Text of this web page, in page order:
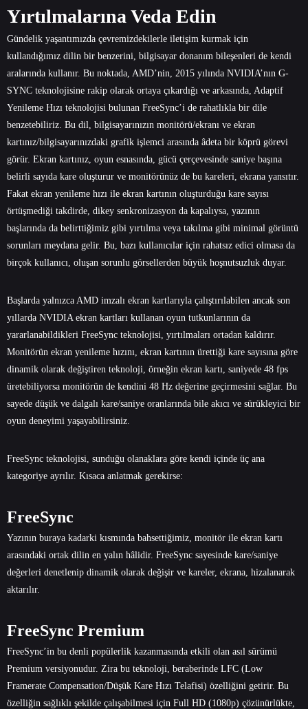
Yırtılmalarına Veda Edin
Gündelik yaşantımızda çevremizdekilerle iletişim kurmak için
kullandığımız dilin bir benzerini, bilgisayar donanım bileşenleri de kendi
aralarında kullanır. Bu noktada, AMD’nin, 2015 yılında NVIDIA’nın G-
SYNC teknolojisine rakip olarak ortaya çıkardığı ve arkasında, Adaptif
Yenileme Hızı teknolojisi bulunan FreeSync’i de rahatlıkla bir dile
benzetebiliriz. Bu dil, bilgisayarınızın monitörü/ekranı ve ekran
kartınız/bilgisayarınızdaki grafik işlemci arasında âdeta bir köprü görevi
görür. Ekran kartınız, oyun esnasında, gücü çerçevesinde saniye başına
belirli sayıda kare oluşturur ve monitörünüz de bu kareleri, ekrana yansıtır.
Fakat ekran yenileme hızı ile ekran kartının oluşturduğu kare sayısı
örtüşmediği takdirde, dikey senkronizasyon da kapalıysa, yazının
başlarında da belirttiğimiz gibi yırtılma veya takılma gibi minimal görüntü
sorunları meydana gelir. Bu, bazı kullanıcılar için rahatsız edici olmasa da
birçok kullanıcı, oluşan sorunlu görsellerden büyük hoşnutsuzluk duyar.
Başlarda yalnızca AMD imzalı ekran kartlarıyla çalıştırılabilen ancak son
yıllarda NVIDIA ekran kartları kullanan oyun tutkunlarının da
yararlanabildikleri FreeSync teknolojisi, yırtılmaları ortadan kaldırır.
Monitörün ekran yenileme hızını, ekran kartının ürettiği kare sayısına göre
dinamik olarak değiştiren teknoloji, örneğin ekran kartı, saniyede 48 fps
üretebiliyorsa monitörün de kendini 48 Hz değerine geçirmesini sağlar. Bu
sayede düşük ve dalgalı kare/saniye oranlarında bile akıcı ve sürükleyici bir
oyun deneyimi yaşayabilirsiniz.
FreeSync teknolojisi, sunduğu olanaklara göre kendi içinde üç ana
kategoriye ayrılır. Kısaca anlatmak gerekirse:
FreeSync
Yazının buraya kadarki kısmında bahsettiğimiz, monitör ile ekran kartı
arasındaki ortak dilin en yalın hâlidir. FreeSync sayesinde kare/saniye
değerleri denetlenip dinamik olarak değişir ve kareler, ekrana, hizalanarak
aktarılır.
FreeSync Premium
FreeSync’in bu denli popülerlik kazanmasında etkili olan asıl sürümü
Premium versiyonudur. Zira bu teknoloji, beraberinde LFC (Low
Framerate Compensation/Düşük Kare Hızı Telafisi) özelliğini getirir. Bu
özelliğin sağlıklı şekilde çalışabilmesi için Full HD (1080p) çözünürlükte,